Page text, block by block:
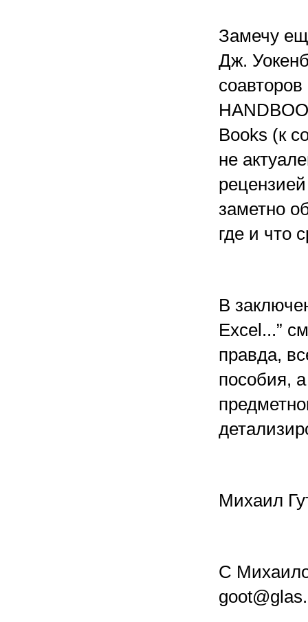
Замечу
Дж.
Books (к
не
заметно
где и что
В
Excel...”
правда,
пособия,
Михаил
С